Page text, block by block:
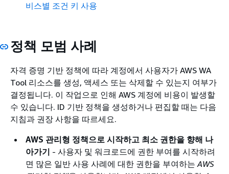
비스별 조건 키 사용
정책 모범 사례
자격 증명 기반 정책에 따라 계정에서 사용자가 AWS WA
Tool 리소스를 생성, 액세스 또는 삭제할 수 있는지 여부가
결정됩니다. 이 작업으로 인해 AWS 계정에 비용이 발생할
수 있습니다. ID 기반 정책을 생성하거나 편집할 때는 다음
지침과 권장 사항을 따르세요.
AWS 관리형 정책으로 시작하고 최소 권한을 향해 나
아가기 - 사용자 및 워크로드에 권한 부여를 시작하려
면 많은 일반 사용 사례에 대한 권한을 부여하는 AWS